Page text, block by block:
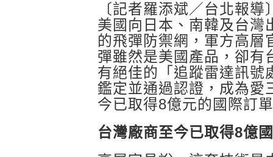
〔記者羅添斌／台北報
美國向日本、南韓及台灣
的飛彈防禦網，軍方高層
彈雖然是美國產品，卻有
有絕佳的「追蹤雷達訊號
鑑定並通過認證，成為愛
今已取得8億元的國際訂
台灣廠商至今已取得8億